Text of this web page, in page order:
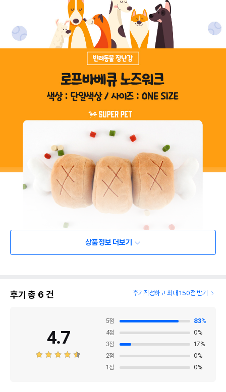
상품정보 더보기
후기 총 6 건 후기작성하고 최대 150점 받기
4.7
5점 83%
4점 0%
3점 17%
2점 0%
1 점 0%